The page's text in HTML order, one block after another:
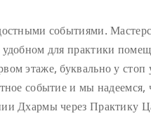
событиями.
удобном для практики
этаже, буквально у стоп
событие и мы
Дхармы через